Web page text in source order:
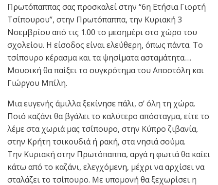
Πρωτόπαππας σας προσκαλεί στην “6η Ετήσια Γιορτή
Τσίπουρου”, στην Πρωτόπαππα, την Κυριακή 3
Νοεμβρίου από τις 1.00 το μεσημέρι στο χώρο του
σχολείου. Η είσοδος είναι ελεύθερη, όπως πάντα. Το
τσίπουρο κέρασμα και τα ψησίματα ασταμάτητα….
Μουσική θα παίξει το συγκρότημα του Αποστόλη και
Γιώργου Μπίλη.
Μια ευγενής άμιλλα ξεκίνησε πάλι, σ’ όλη τη χώρα.
Ποιό καζάνι θα βγάλει το καλύτερο απόσταγμα, είτε το
λέμε στα χωριά μας τσίπουρο, στην Κύπρο ζιβανία,
στην Κρήτη τσικουδιά ή ρακή, στα νησιά σούμα.
Την Κυριακή στην Πρωτόπαππα, αργά η φωτιά θα καίει
κάτω από το καζάνι, ελεγχόμενη, μέχρι να αρχίσει να
σταλάζει το τσίπουρο. Με υπομονή θα ξεχωρίσει η